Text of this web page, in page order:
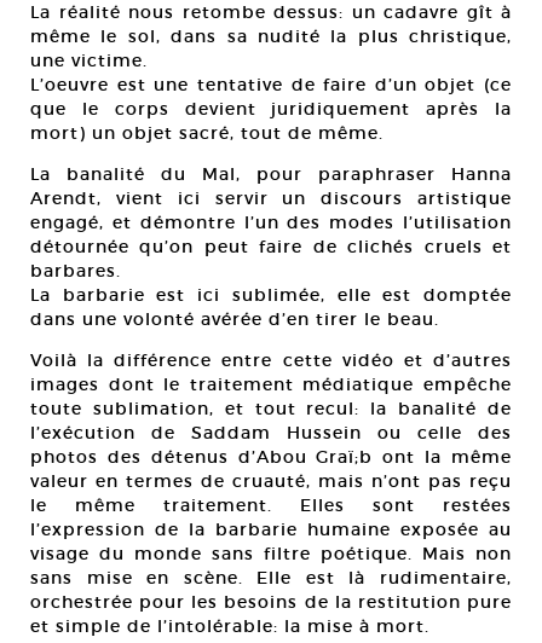
La réalité nous retombe dessus: un cadavre gît à
même le sol, dans sa nudité la plus christique,
une victime.
L’oeuvre est une tentative de faire d’un objet (ce
que le corps devient juridiquement après la
mort) un objet sacré, tout de même.
La banalité du Mal, pour paraphraser Hanna
Arendt, vient ici servir un discours artistique
engagé, et démontre l’un des modes l’utilisation
détournée qu’on peut faire de clichés cruels et
barbares.
La barbarie est ici sublimée, elle est domptée
dans une volonté avérée d’en tirer le beau.
Voilà la différence entre cette vidéo et d’autres
images dont le traitement médiatique empêche
toute sublimation, et tout recul: la banalité de
l’exécution de Saddam Hussein ou celle des
photos des détenus d’Abou Graï;b ont la même
valeur en termes de cruauté, mais n’ont pas reçu
le même traitement. Elles sont restées
l’expression de la barbarie humaine exposée au
visage du monde sans filtre poétique. Mais non
sans mise en scène. Elle est là rudimentaire,
orchestrée pour les besoins de la restitution pure
et simple de l’intolérable: la mise à mort.